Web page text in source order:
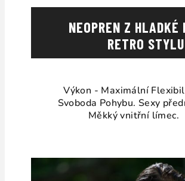
NEOPREN Z HLADKÉ
RETRO STYLU
Výkon - Maximální
Svoboda Pohybu. Sexy
Měkký vnitřní límec.